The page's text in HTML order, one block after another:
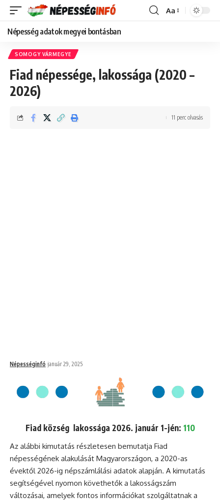
Font
Aa
Népesség adatok megyei bontásban
SOMOGY VÁRMEGYE
Fiad népessége, lakossága (2020 –
2026)
Népességinfó január 29, 2025
11 perc olvasás
Fiad község lakossága 2026. január 1-jén: 110
Az alábbi kimutatás részletesen bemutatja Fiad
népességének alakulását Magyarországon, a 2020-as
évektől 2026-ig népszámlálási adatok alapján. A kimutatás
segítségével nyomon követhetők a lakosságszám
változásai, amelyek fontos információkat szolgáltatnak a